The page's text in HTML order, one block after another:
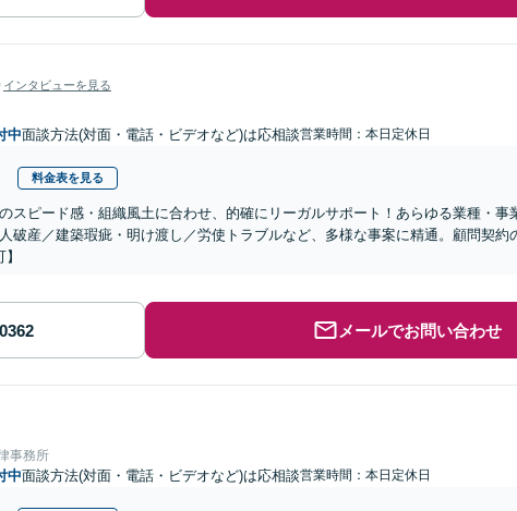
インタビューを見る
中面談方法(対面・電話・ビデオなど)は応相談営業時間：本日定休日
料金表を見る
スピード感・組織風土に合わせ、的確にリーガルサポート！あらゆる業種・事
破産／建築瑕疵・明け渡し／労使トラブルなど、多様な事案に精通。顧問契約
メールでお問い合わせ
事務所
中面談方法(対面・電話・ビデオなど)は応相談営業時間：本日定休日